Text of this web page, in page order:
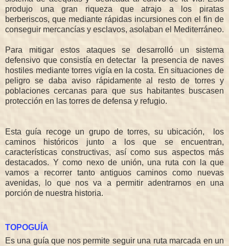
produjo una gran riqueza que atrajo a los piratas
berberiscos, que mediante rápidas incursiones con el fin de
conseguir mercancías y esclavos, asolaban el Mediterráneo.
Para mitigar estos ataques se desarrolló un sistema
defensivo que consistía en detectar la presencia de naves
hostiles mediante torres vigía en la costa. En situaciones de
peligro se daba aviso rápidamente al resto de torres y
poblaciones cercanas para que sus habitantes buscasen
protección en las torres de defensa y refugio.
Esta guía recoge un grupo de torres, su ubicación, los
caminos históricos junto a los que se encuentran,
características constructivas, así como sus aspectos más
destacados. Y como nexo de unión, una ruta con la que
vamos a recorrer tanto antiguos caminos como nuevas
avenidas, lo que nos va a permitir adentrarnos en una
porción de nuestra historia.
TOPOGUÍA
Es una guía que nos permite seguir una ruta marcada en un